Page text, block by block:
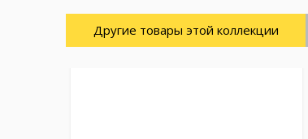
Другие товары этой коллекции